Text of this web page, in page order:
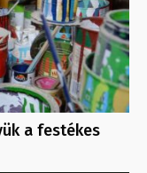
a festékes